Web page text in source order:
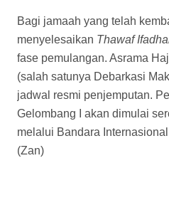
Bagi jamaah yang telah
menyelesaikan Thawaf
fase pemulangan. Asrama
(salah satunya Debarkasi
jadwal resmi penjemputan.
Gelombang I akan dimulai
melalui Bandara
(Zan)